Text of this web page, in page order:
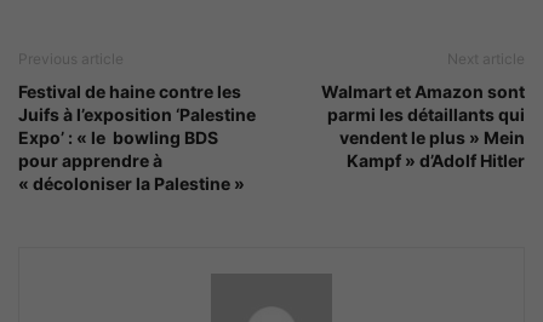
Previous article
Festival de haine contre les
Juifs à l’exposition ‘Palestine
Expo’ : « le bowling BDS
pour apprendre à
« décoloniser la Palestine »
Next article
Walmart et Amazon sont
parmi les détaillants qui
vendent le plus » Mein
Kampf » d’Adolf Hitler